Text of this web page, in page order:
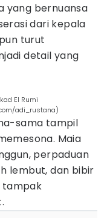
yang bernuansa
dari kepala
turut
detail yang
El Rumi
adi_rustana)
sama tampil
Maia
perpaduan
lembut, dan bibir
tampak